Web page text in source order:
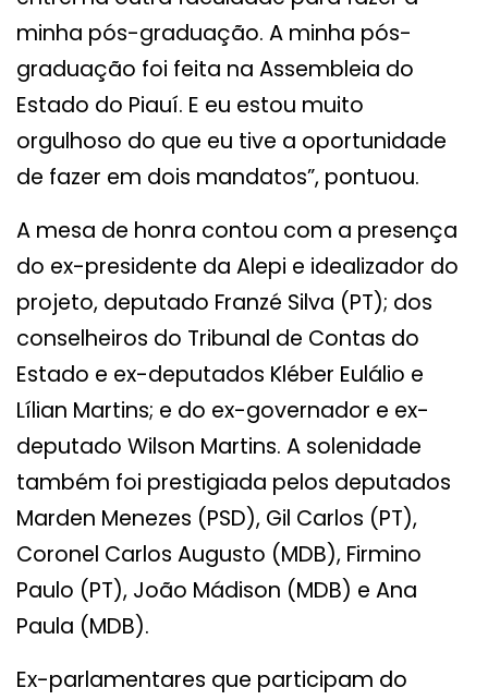
minha pós-graduação. A minha pós-
graduação foi feita na Assembleia do
Estado do Piauí. E eu estou muito
orgulhoso do que eu tive a oportunidade
de fazer em dois mandatos”, pontuou.
A mesa de honra contou com a presença
do ex-presidente da Alepi e idealizador do
projeto, deputado Franzé Silva (PT); dos
conselheiros do Tribunal de Contas do
Estado e ex-deputados Kléber Eulálio e
Lílian Martins; e do ex-governador e ex-
deputado Wilson Martins. A solenidade
também foi prestigiada pelos deputados
Marden Menezes (PSD), Gil Carlos (PT),
Coronel Carlos Augusto (MDB), Firmino
Paulo (PT), João Mádison (MDB) e Ana
Paula (MDB).
Ex-parlamentares que participam do